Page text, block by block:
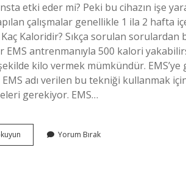
etki eder mi? Peki bu cihazın işe
çalışmalar genellikle 1 ila 2 hafta
Kaç Kaloridir? Sıkça sorulan
EMS antrenmanıyla 500 kalori
kilo vermek mümkündür.
EMS adı verilen bu tekniği kullanmak
gerekiyor. EMS…
Acı
Yorum Bırak